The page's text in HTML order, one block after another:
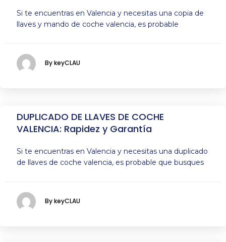
Si te encuentras en Valencia y necesitas una copia de
llaves y mando de coche valencia, es probable
By keyCLAU
DUPLICADO DE LLAVES DE COCHE
VALENCIA: Rapidez y Garantía
Si te encuentras en Valencia y necesitas una duplicado
de llaves de coche valencia, es probable que busques
By keyCLAU